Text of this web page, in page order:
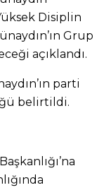
Disiplin
Grup
açıklandı.
parti
belirtildi.